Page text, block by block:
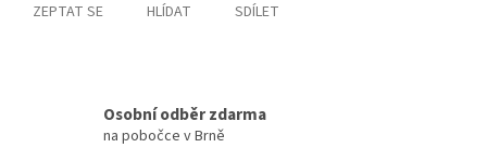
ZEPTAT SE HLÍDAT SDÍLET
Osobní odběr zdarma
na pobočce v Brně